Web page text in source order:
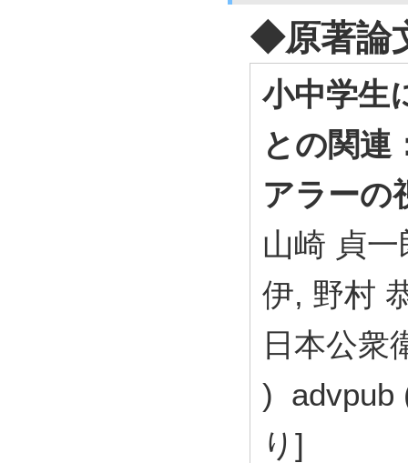
◆原著論
小中学生
との関連
アラーの
山崎 貞
伊, 野村
日本公衆
) advpub
り]